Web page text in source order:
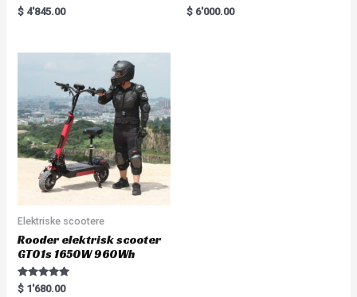
Rated
5.00
$ 4'845.00
R
a
$ 6'000.00
Elektriske scootere
Rooder elektrisk scooter
GT01s 1650W 960Wh
Rated
$ 1'680.00